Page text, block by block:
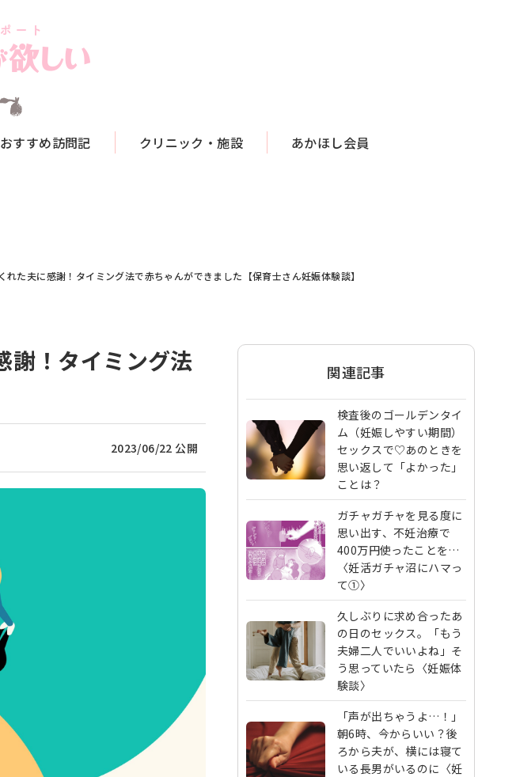
おすすめ訪問記 クリニック・施設 あかほし会員
た夫に感謝！タイミング法で赤ちゃんができました【保育士さん妊娠体験談】
謝！タイミング法
2023/06/22 公開
関連記事
検査後のゴールデンタイ
ム（妊娠しやすい期間）
セックスで♡あのときを
思い返して「よかった」
ことは？
ガチャガチャを見る度に
思い出す、不妊治療で
400万円使ったことを…
〈妊活ガチャ沼にハマっ
て①〉
久しぶりに求め合ったあ
の日のセックス。「もう
夫婦二人でいいよね」そ
う思っていたら〈妊娠体
験談〉
「声が出ちゃうよ…！」
朝6時、今からいい？後
ろから夫が、横には寝て
いる長男がいるのに〈妊